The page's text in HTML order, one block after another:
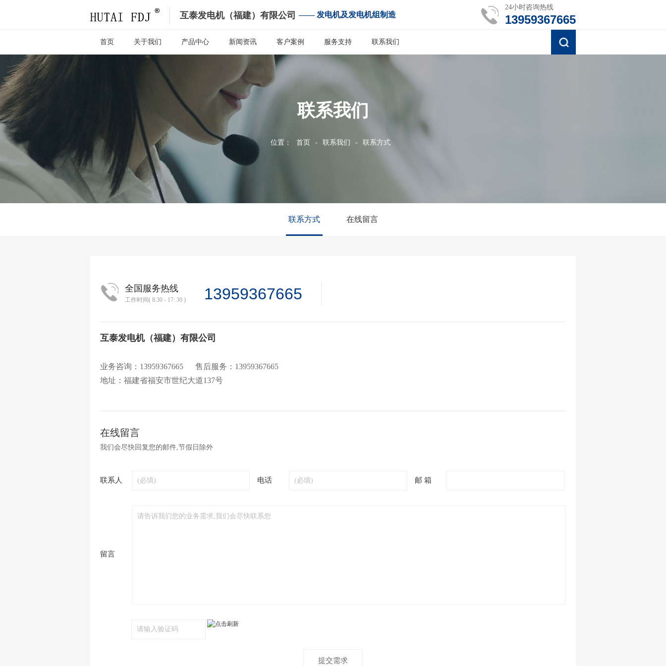
互泰发电机（福建）有限公司 —— 发电机及发电机组制造
24小时咨询热线
13959367665
首页 关于我们 产品中心 新闻资讯 客户案例 服务支持 联系我们
联系我们
位置： 首页 - 联系我们 - 联系方式
联系方式 在线留言
全国服务热线
工作时间( 8:30 - 17: 30 ) 13959367665
互泰发电机（福建）有限公司
业务咨询：13959367665
售后服务：13959367665
地址：福建省福安市世纪大道137号
在线留言
我们会尽快回复您的邮件,节假日除外
联系人 电话 邮 箱
留言
提交需求